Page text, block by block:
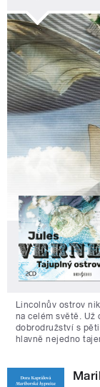
Lincolnův ostrov
na celém světě. Už
dobrodružství s
hlavně nejedno